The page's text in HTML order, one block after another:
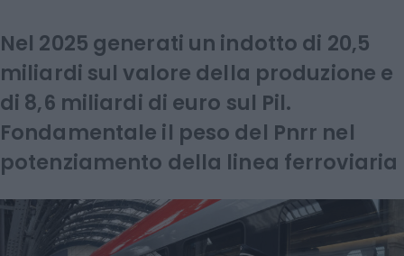
Nel 2025 generati un indotto di 20,5
miliardi sul valore della produzione e
di 8,6 miliardi di euro sul Pil.
Fondamentale il peso del Pnrr nel
potenziamento della linea ferroviaria